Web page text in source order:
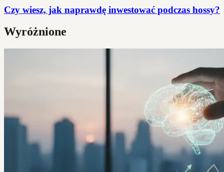
Czy wiesz, jak naprawdę inwestować podczas hossy?
Wyróżnione